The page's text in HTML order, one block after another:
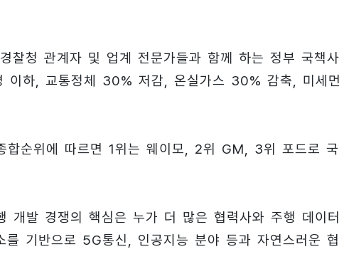
찰청 관계자 및 업계 전문가들과 함께 하는 정부 국책사
하, 교통정체 30% 저감, 온실가스 30% 감축, 미세먼
순위에 따르면 1위는 웨이모, 2위 GM, 3위 포드로 국
개발 경쟁의 핵심은 누가 더 많은 협력사와 주행 데이터
를 기반으로 5G통신, 인공지능 분야 등과 자연스러운 협